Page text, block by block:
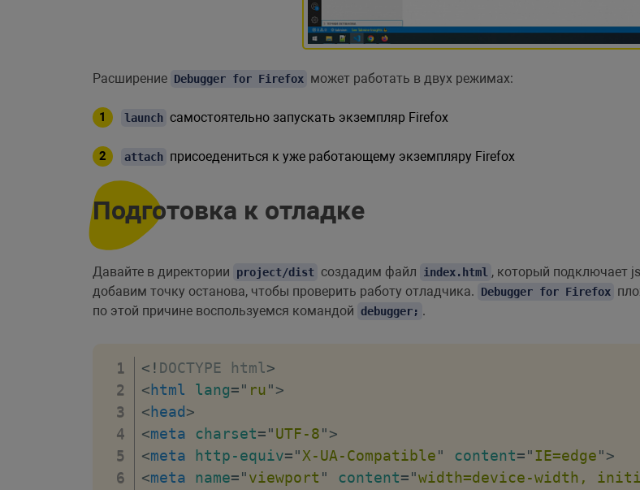
Расширение Debugger for Firefox может работать в двух режимах:
launch самостоятельно запускать экземпляр Firefox
attach присоедениться к уже работающему экземпляру Firefox
Подготовка к отладке
Давайте в директории project/dist создадим файл index.html , который подключает
добавим точку останова, чтобы проверить работу отладчика.
Debugger for Firefox
по этой причине воспользуемся командой debugger; .
<! DOCTYPE html>
<html lang=" ru">
<head>
<meta charset="UTF-8">
<meta http-equiv="X-UA-Compatible" content="IE=edge">
<meta name="viewport " content="width=device-width,